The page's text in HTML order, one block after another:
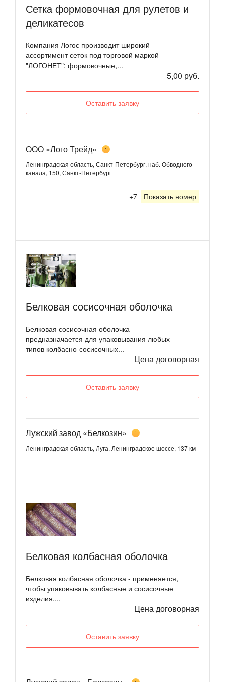
Сетка формовочная для рулетов и
деликатесов
Компания Логос производит широкий
ассортимент сеток под торговой маркой
"ЛОГОНЕТ": формовочные,...
5,00 руб.
Оставить заявку
ООО «Лого Трейд» 1
Ленинградская область, Санкт-Петербург, наб. Обводного
канала, 150, Санкт-Петербург
+7 Показать номер
Белковая сосисочная оболочка
Белковая сосисочная оболочка -
предназначается для упаковывания любых
типов колбасно-сосисочных...
Цена договорная
Оставить заявку
Лужский завод «Белкозин» 1
Ленинградская область, Луга, Ленинградское шоссе, 137 км
Белковая колбасная оболочка
Белковая колбасная оболочка - применяется,
чтобы упаковывать колбасные и сосисочные
изделия....
Цена договорная
Оставить заявку